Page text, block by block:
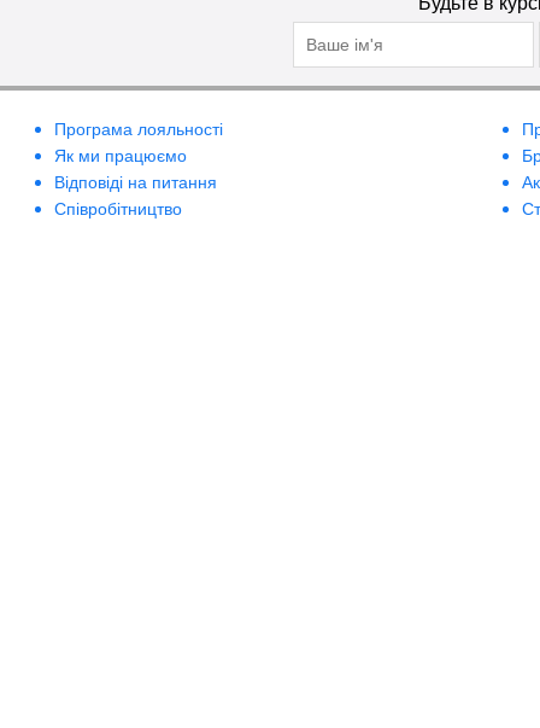
Програма лояльності
Як ми працюємо
Відповіді на питання
Співробітництво